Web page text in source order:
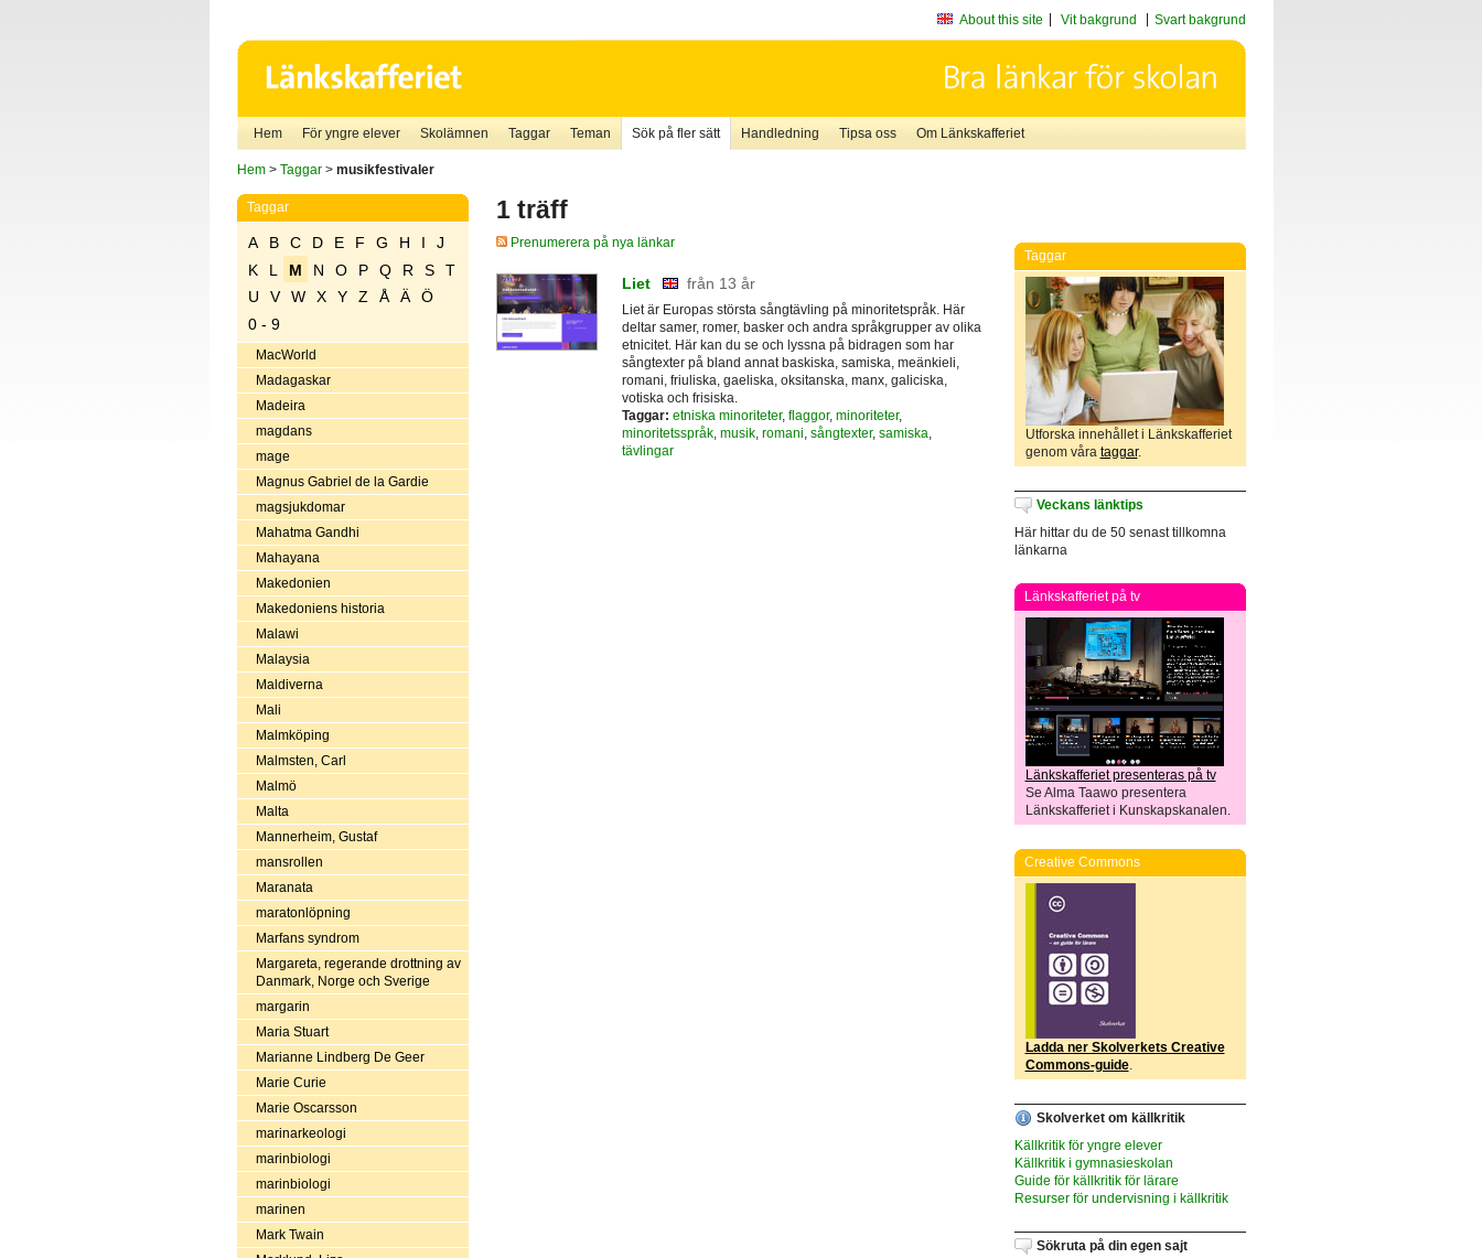
About this site Vit bakgrund Svart bakgrund
Hem För yngre elever Skolämnen Taggar Teman Sök på fler sätt Handledning Tipsa oss Om Länkskafferiet
Hem> Taggar> musikfestivaler
Taggar
A B C D E F G H I
J
K
L M N O P Q R S
T
U
V W X Y Z Å Ä
Ö
0 - 9
MacWorld
Madagaskar
Madeira
magdans
mage
Magnus Gabriel de la Gardie
magsjukdomar
Mahatma Gandhi
Mahayana
Makedonien
Makedoniens historia
Malawi
Malaysia
Maldiverna
Mali
Malmköping
Malmsten, Carl
Malmö
Malta
Mannerheim, Gustaf
mansrollen
Maranata
maratonlöpning
Marfans syndrom
Margareta, regerande drottning av
Danmark, Norge och Sverige
margarin
Maria Stuart
Marianne Lindberg De Geer
Marie Curie
Marie Oscarsson
marinarkeologi
marinbiologi
marinbiologi
marinen
Mark Twain
1 träff
Prenumerera på nya länkar
Liet från 13 år
Liet är Europas största sångtävling på minoritetspråk. Här
deltar samer, romer, basker och andra språkgrupper av olika
etnicitet. Här kan du se och lyssna på bidragen som har
sångtexter på bland annat baskiska, samiska, meänkieli,
romani, friuliska, gaeliska, oksitanska, manx, galiciska,
votiska och frisiska.
Taggar: etniska minoriteter, flaggor, minoriteter,
minoritetsspråk, musik, romani sångtexter, samiska
tävlingar
Taggar
Utforska innehållet i Länkskafferiet
genom våra taggar.
Veckans länktips
Här hittar du de 50 senast tillkomna
länkarna
Länkskafferiet på tv
Länkskafferiet presenteras på tv
Se Alma Taawo presentera
Länkskafferiet i Kunskapskanalen.
Creative Commons
Ladda ner Skolverkets Creative
Commons-guide.
Skolverket om källkritik
Källkritik för yngre elever
Källkritik i gymnasieskolan
Guide för källkritik för lärare
Resurser för undervisning i källkritik
Sökruta på din egen sajt